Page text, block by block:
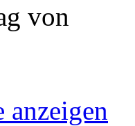
von
anzeigen